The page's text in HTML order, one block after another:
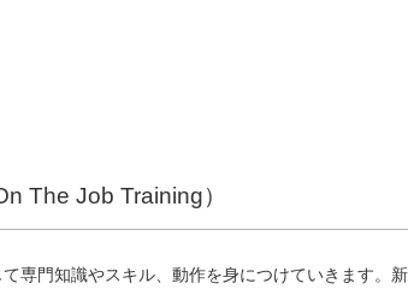
The Job Training）
専門知識やスキル、動作を身につけていきます。